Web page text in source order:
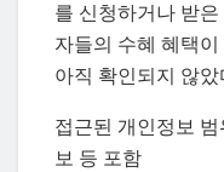
를 신청하거나 받
자들의 수혜 혜택
아직 확인되지 않았
접근된 개인정보
보 등 포함